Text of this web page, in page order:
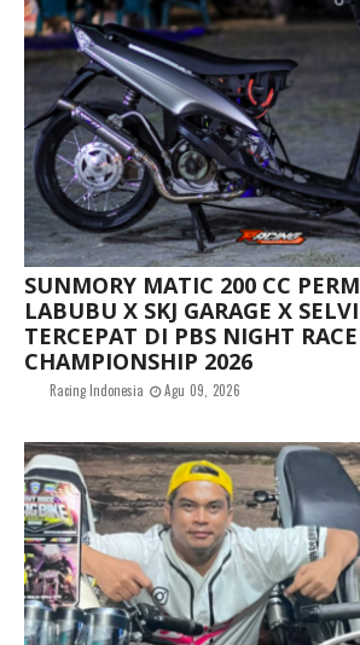
SUNMORY MATIC 200 CC
LABUBU X SKJ GARAGE X
TERCEPAT DI PBS NIGHT
CHAMPIONSHIP 2026
Racing Indonesia Agu 09, 2026